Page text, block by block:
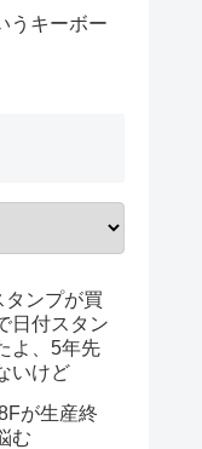
うキーボー
タンプが買
日付スタン
よ、5年先
いけど
が生産終
む